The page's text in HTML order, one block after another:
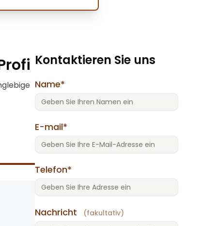
Kontaktieren Sie uns
Name*
E-mail*
Telefon*
Nachricht (fakultativ)